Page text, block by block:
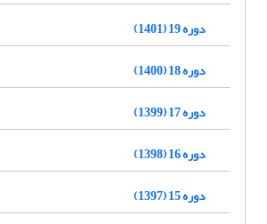
دوره 19 (1401)
دوره 18 (1400)
دوره 17 (1399)
دوره 16 (1398)
دوره 15 (1397)